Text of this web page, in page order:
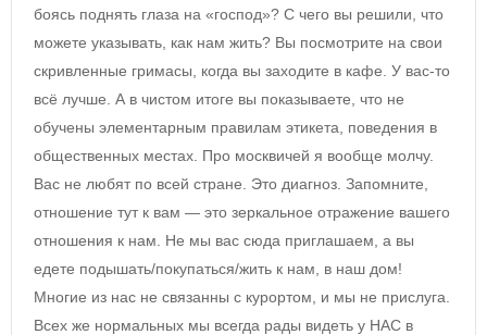
боясь поднять глаза на «господ»? С чего вы решили, что
можете указывать, как нам жить? Вы посмотрите на свои
скривленные гримасы, когда вы заходите в кафе. У вас-то
всё лучше. А в чистом итоге вы показываете, что не
обучены элементарным правилам этикета, поведения в
общественных местах. Про москвичей я вообще молчу.
Вас не любят по всей стране. Это диагноз. Запомните,
отношение тут к вам — это зеркальное отражение вашего
отношения к нам. Не мы вас сюда приглашаем, а вы
едете подышать/покупаться/жить к нам, в наш дом!
Многие из нас не связанны с курортом, и мы не прислуга.
Всех же нормальных мы всегда рады видеть у НАС в